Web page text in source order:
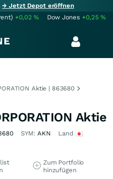
→ Jetzt Depot eröffnen
+0,02% Dow Jones +0,25%
Aktie | 863680
Aktie
SYM: AKN Land
Zum Portfolio
hinzufügen